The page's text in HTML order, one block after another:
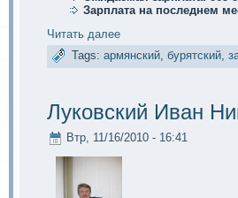
Зарплата на последнем
Читать далее
Tags: армянский, бурятский,
Луковский Иван
Втр, 11/16/2010 - 16:41